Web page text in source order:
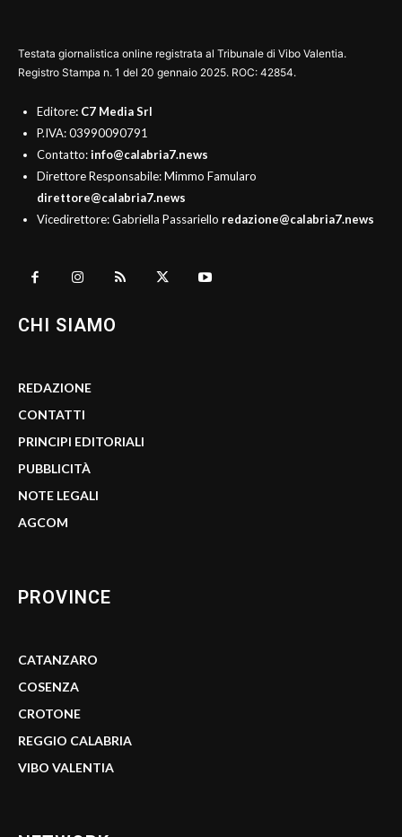
Testata giornalistica online registrata al Tribunale di Vibo Valentia.
Registro Stampa n. 1 del 20 gennaio 2025. ROC: 42854.
Editore: C7 Media Srl
P.IVA: 03990090791
Contatto:info@calabria7.news
Direttore Responsabile: Mimmo Famularo
direttore@calabria7.news
Vicedirettore: Gabriella Passariello redazione@calabria7.news
CHI SIAMO
REDAZIONE
CONTATTI
PRINCIPI EDITORIALI
PUBBLICITÀ
NOTE LEGALI
AGCOM
PROVINCE
CATANZARO
COSENZA
CROTONE
REGGIO CALABRIA
VIBO VALENTIA